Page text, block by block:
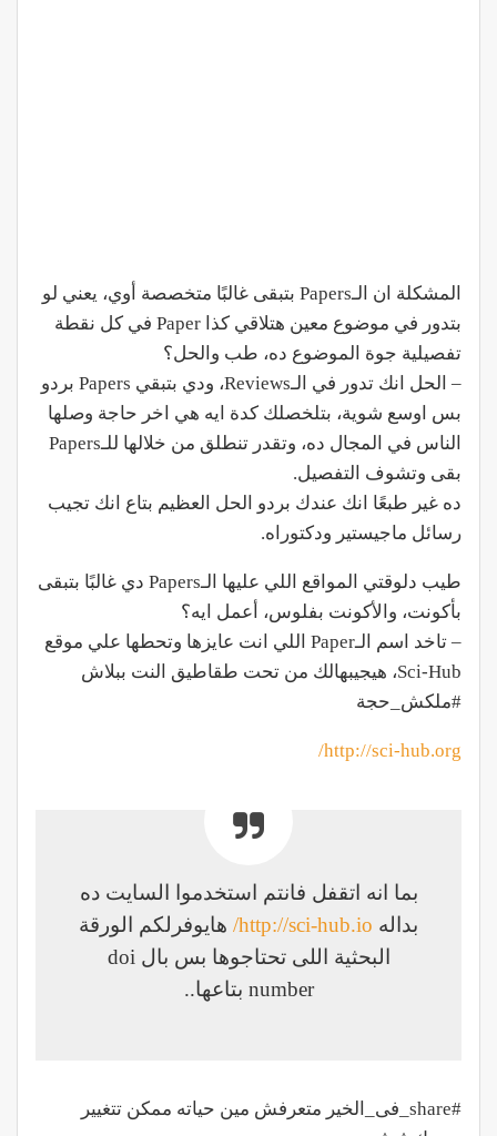
المشكلة ان الـPapers بتبقى غالبًا متخصصة أوي، يعني لو
بتدور في موضوع معين هتلاقي كذا Paper في كل نقطة
تفصيلية جوة الموضوع ده، طب والحل؟
– الحل انك تدور في الـReviews، ودي بتبقي Papers بردو
بس اوسع شوية، بتلخصلك كدة ايه هي اخر حاجة وصلها
الناس في المجال ده، وتقدر تنطلق من خلالها للـPapers
بقى وتشوف التفصيل.
ده غير طبعًا انك عندك بردو الحل العظيم بتاع انك تجيب
رسائل ماجيستير ودكتوراه.
طيب دلوقتي المواقع اللي عليها الـPapers دي غالبًا بتبقى
بأكونت، والأكونت بفلوس، أعمل ايه؟
– تاخد اسم الـPaper اللي انت عايزها وتحطها علي موقع
Sci-Hub، هيجيبهالك من تحت طقاطيق النت ببلاش
#‏ملكش_حجة‬
http://sci-hub.org/
بما انه اتقفل فانتم استخدموا السايت ده
بداله http://sci-hub.io/ هايوفرلكم الورقة
البحثية اللى تحتاجوها بس بال doi
number بتاعها..
#share_فى_الخير متعرفش مين حياته ممكن تتغيير